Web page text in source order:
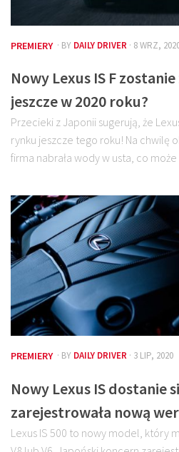
PREMIERY · BY DAILY DRIVER · 8 WRZ,
Nowy Lexus IS F
jeszcze w 2020 roku?
Przecieki z Japonii sugerują, że
rynku jeszcze tego roku! Na chwilę
firma nabrała wody w usta, co
PREMIERY · BY DAILY DRIVER · 3 LIP, 2020
Nowy Lexus IS dostanie
zarejestrowała nową
Lexus IS 500 to nowy model, który